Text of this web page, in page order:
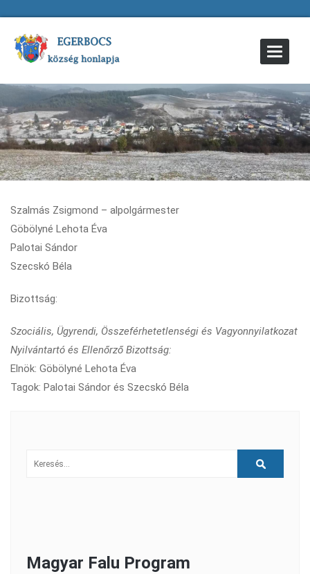
Toggle
Szalmás Zsigmond – alpolgármester
Göbölyné Lehota Éva
Palotai Sándor
Szecskó Béla
Bizottság:
Szociális, Ügyrendi, Összeférhetetlenségi és Vagyonnyilatkozat
Nyilvántartó és Ellenőrző Bizottság:
Elnök: Göbölyné Lehota Éva
Tagok: Palotai Sándor és Szecskó Béla
Magyar Falu Program